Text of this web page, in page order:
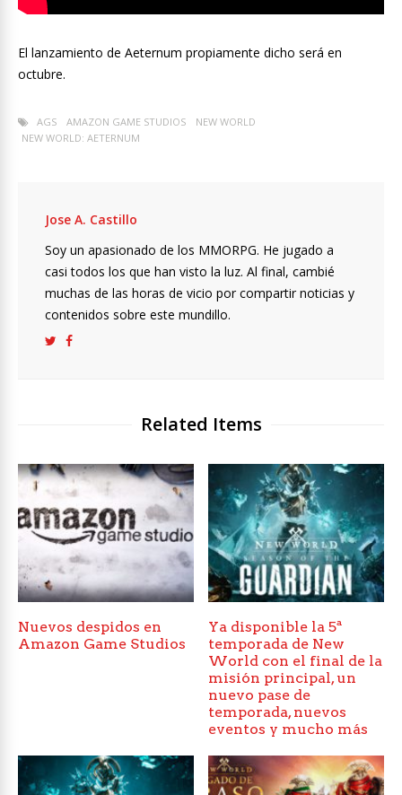
El lanzamiento de Aeternum propiamente dicho será en
octubre.
AGS AMAZON GAME STUDIOS
NEW WORLD
NEW WORLD: AETERNUM
Jose A. Castillo
Soy un apasionado de los MMORPG. He jugado a
casi todos los que han visto la luz. Al final, cambié
muchas de las horas de vicio por compartir noticias y
contenidos sobre este mundillo.
Related Items
Nuevos despidos en
Amazon Game Studios
Ya disponible la 5ª
temporada de New
World con el final de la
misión principal, un
nuevo pase de
temporada, nuevos
eventos y mucho más